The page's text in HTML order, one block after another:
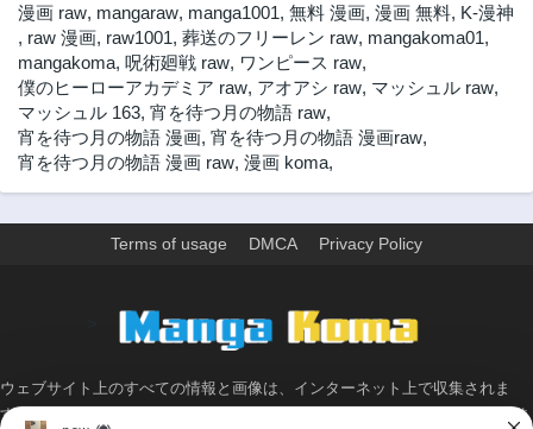
漫画 raw, mangaraw, manga1001, 無料 漫画, 漫画 無料, K-漫神
, raw 漫画, raw1001, 葬送のフリーレン raw, mangakoma01,
mangakoma, 呪術廻戦 raw, ワンピース raw,
僕のヒーローアカデミア raw, アオアシ raw, マッシュル raw,
マッシュル 163, 宵を待つ月の物語 raw,
宵を待つ月の物語 漫画, 宵を待つ月の物語 漫画raw,
宵を待つ月の物語 漫画 raw, 漫画 koma,
Terms of usage DMCA Privacy Policy
ウェブサイト上のすべての情報と画像は、インターネット上で収集されま
す。 このウェブサイトの情報については、所有していないか、責任を負いま